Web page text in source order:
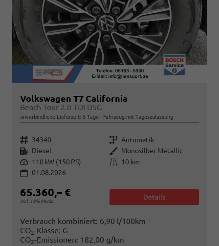
Volkswagen T7 California
Beach Tour 2.0 TDI DSG
unverbindliche Lieferzeit: 5 Tage Fahrzeug mit Tageszulassung
Fahrzeugnr. 34340 Getriebe Automatik
Kraftstoff Diesel Außenfarbe Monosilber Metallic
Leistung 110 kW (150 PS) Kilometerstand
10 km
01.08.2026
65.360,– €
incl. 19% MwSt.
Details
Verbrauch kombiniert: 6,90 l/100km
CO2-Klasse: G
CO2-Emissionen: 182,00 g/km